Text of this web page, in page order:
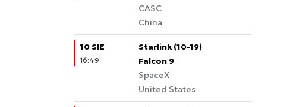
CASC
China
10 SIE
16:49
Starlink (10-19)
Falcon 9
SpaceX
United States